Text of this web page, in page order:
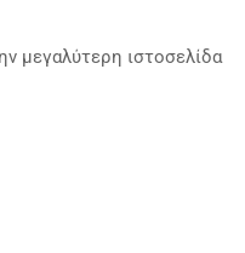
μεγαλύτερη ιστοσελίδα